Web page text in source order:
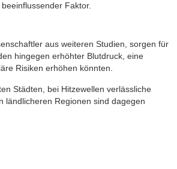
Faktor.
aus weiteren Studien, sorgen für
hingegen erhöhter Blutdruck, eine
Risiken erhöhen könnten.
Städten, bei Hitzewellen verlässliche
ländlicheren Regionen sind dagegen